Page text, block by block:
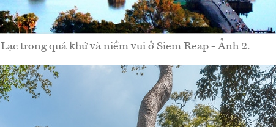
Lạc trong quá khứ và niềm vui ở Siem Reap - Ảnh 2.